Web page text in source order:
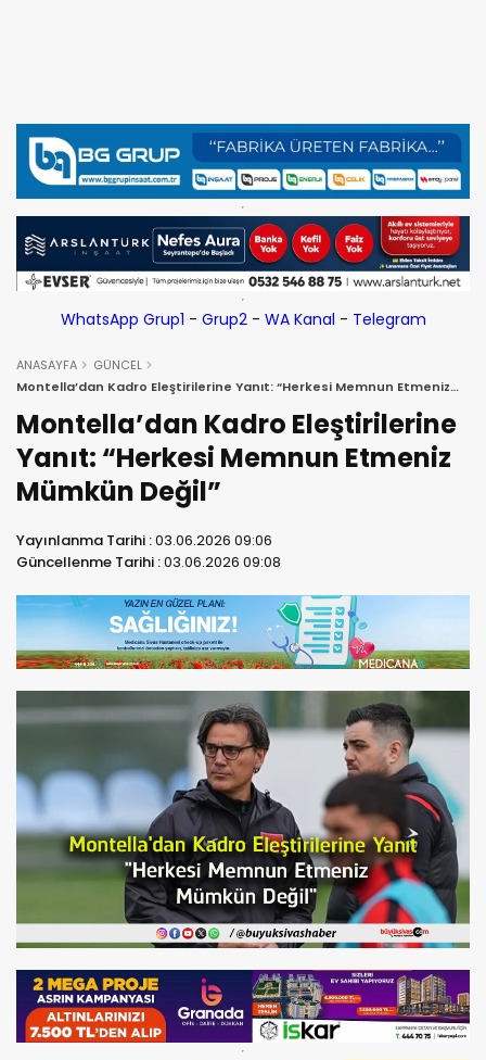
WhatsApp Grup1 - Grup2- WA Kanal - Telegram
ANASAYFA
GÜNCEL
Montella’dan Kadro Eleştirilerine Yanıt: “Herkesi Memnun Etmeniz
Mümkün Değil”
Montella’dan Kadro Eleştirilerine
Yanıt: “Herkesi Memnun Etmeniz
Mümkün Değil”
Yayınlanma Tarihi :03.06.2026 09:06
Güncellenme Tarihi :03.06.2026 09:08